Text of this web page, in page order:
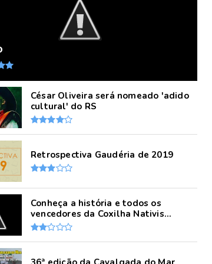
César Oliveira será nomeado 'adido
cultural' do RS
Retrospectiva Gaudéria de 2019
Conheça a história e todos os
vencedores da Coxilha Nativis...